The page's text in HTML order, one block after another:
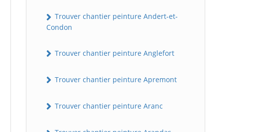
Trouver chantier peinture Andert-et-
Condon
Trouver chantier peinture Anglefort
Trouver chantier peinture Apremont
Trouver chantier peinture Aranc